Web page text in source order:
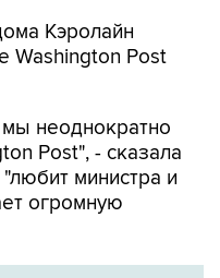
Кэролайн
Washington Post
неоднократно
Post", - сказала
министра и
огромную